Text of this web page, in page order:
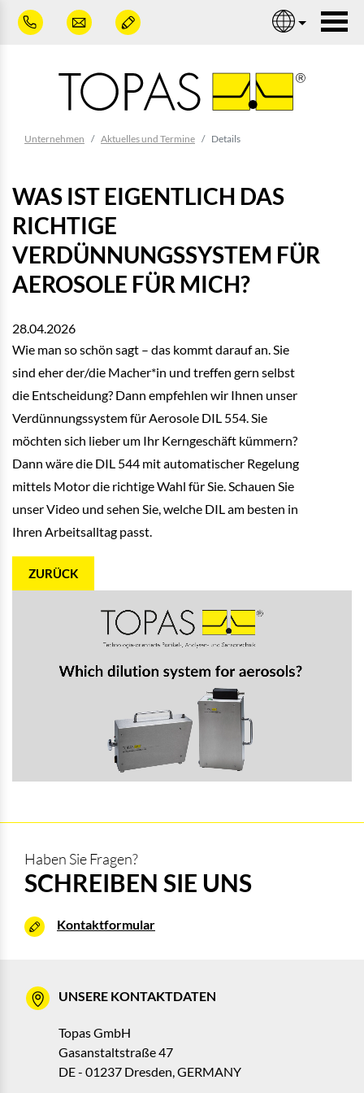
Zum Hauptinhalt springen
Unternehmen Aktuelles und Termine Details
WAS IST EIGENTLICH DAS
RICHTIGE
VERDÜNNUNGSSYSTEM FÜR
AEROSOLE FÜR MICH?
28.04.2026
Wie man so schön sagt – das kommt darauf an. Sie
sind eher der/die Macher*in und treffen gern selbst
die Entscheidung? Dann empfehlen wir Ihnen unser
Verdünnungssystem für Aerosole DIL 554. Sie
möchten sich lieber um Ihr Kerngeschäft kümmern?
Dann wäre die DIL 544 mit automatischer Regelung
mittels Motor die richtige Wahl für Sie. Schauen Sie
unser Video und sehen Sie, welche DIL am besten in
Ihren Arbeitsalltag passt.
ZURÜCK
Haben Sie Fragen?
SCHREIBEN SIE UNS
Kontaktformular
UNSERE KONTAKTDATEN
Topas GmbH
Gasanstaltstraße 47
DE - 01237 Dresden, GERMANY